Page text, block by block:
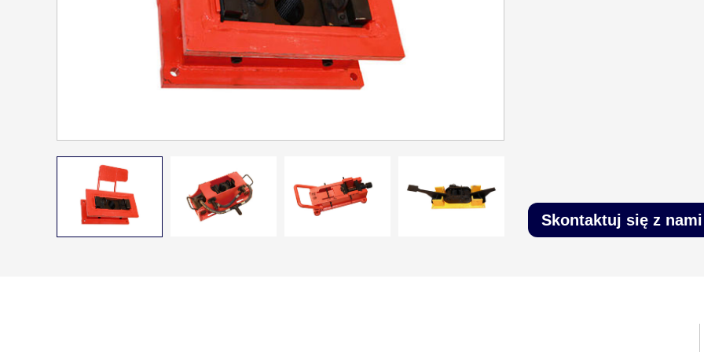
Skontaktuj się z nami